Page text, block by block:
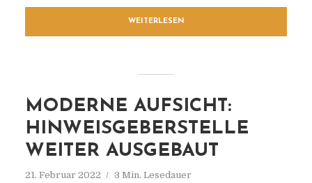
WEITERLESEN
MODERNE AUFSICHT:
HINWEISGEBERSTELLE
WEITER AUSGEBAUT
21. Februar 2022 3 Min. Lesedauer